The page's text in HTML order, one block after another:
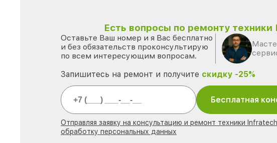
Есть вопросы по ремонту техники
Оставьте Ваш номер и я Вас бесплатно
и без обязательств проконсультирую
по всем интересующим вопросам.
Запишитесь на ремонт и получите скидку -25%
Бесплатная
Отправляя заявку на консультацию и ремонт техники
обработку персональных данных